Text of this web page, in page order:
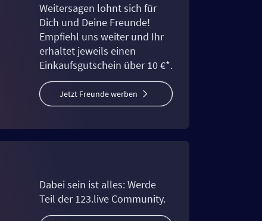
Weitersagen lohnt sich für
Dich und Deine Freunde!
Empfiehl uns weiter und Ihr
erhaltet jeweils einen
Einkaufsgutschein über 10 €*.
Jetzt Freunde werben
Dabei sein ist alles: Werde
Teil der 123.live Community.